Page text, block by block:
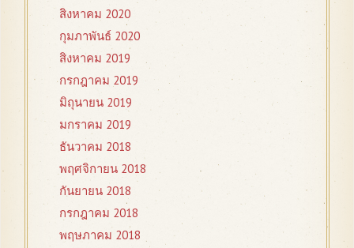
สิงหาคม 2020
กุมภาพันธ์ 2020
สิงหาคม 2019
กรกฎาคม 2019
มิถุนายน 2019
มกราคม 2019
ธันวาคม 2018
พฤศจิกายน 2018
กันยายน 2018
กรกฎาคม 2018
พฤษภาคม 2018